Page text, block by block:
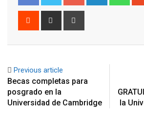
Reddit
Share
Previous article
Becas completas para
posgrado en la
Universidad de Cambridge
la